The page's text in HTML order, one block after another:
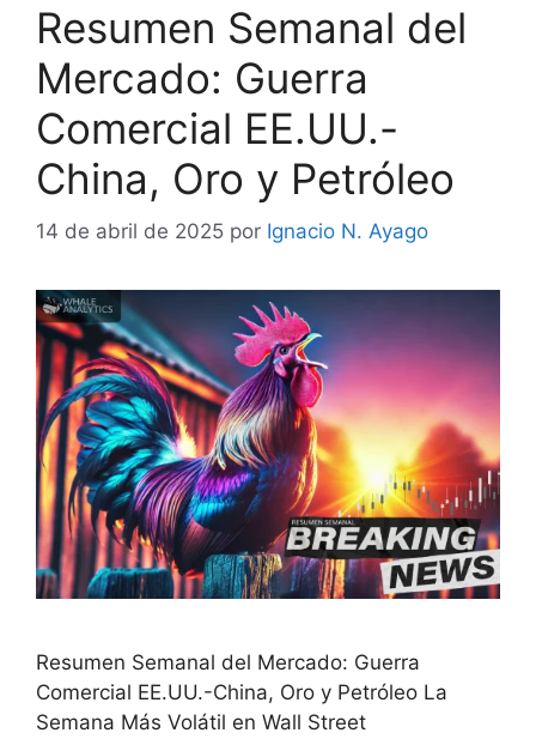
Resumen Semanal del
Mercado: Guerra
Comercial EE.UU.-
China, Oro y Petróleo
14 de abril de 2025 por Ignacio N. Ayago
Resumen Semanal del Mercado: Guerra
Comercial EE.UU.-China, Oro y Petróleo La
Semana Más Volátil en Wall Street